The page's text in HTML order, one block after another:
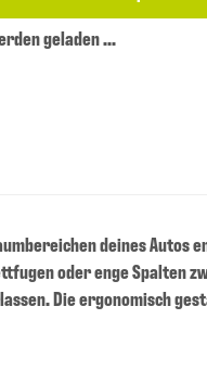
geladen ...
deines Autos
oder enge Spalten
Die ergonomisch